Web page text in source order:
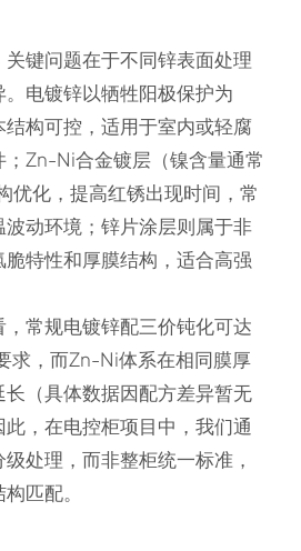
键问题在于不同锌表面处理
电镀锌以牺牲阳极保护为
构可控，适用于室内或轻腐
Zn-Ni合金镀层（镍含量通常
优化，提高红锈出现时间，常
动环境；锌片涂层则属于非
特性和厚膜结构，适合高强
常规电镀锌配三价钝化可达
求，而Zn-Ni体系在相同膜厚
（具体数据因配方差异暂无
，在电控柜项目中，我们通
处理，而非整柜统一标准，
匹配。